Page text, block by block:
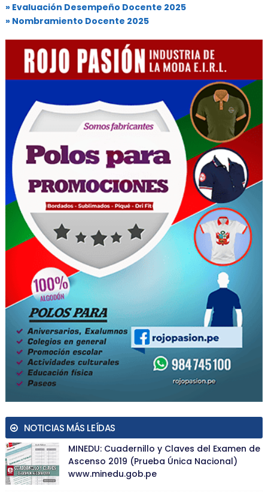
» Evaluación Desempeño Docente 2025
» Nombramiento Docente 2025
NOTICIAS MÁS LEÍDAS
MINEDU: Cuadernillo y Claves del Examen de
Ascenso 2019 (Prueba Única Nacional)
www.minedu.gob.pe